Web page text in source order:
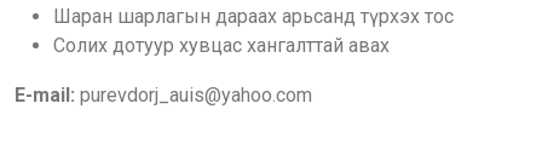
Шаран шарлагын дараах арьсанд түрхэх тос
Солих дотуур хувцас хангалттай авах
E-mail: purevdorj_auis@yahoo.com